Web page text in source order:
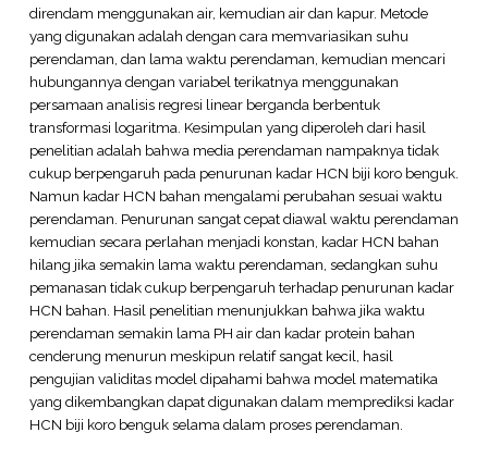
direndam menggunakan air, kemudian air dan kapur. Metode
yang digunakan adalah dengan cara memvariasikan suhu
perendaman, dan lama waktu perendaman, kemudian mencari
hubungannya dengan variabel terikatnya menggunakan
persamaan analisis regresi linear berganda berbentuk
transformasi logaritma. Kesimpulan yang diperoleh dari hasil
penelitian adalah bahwa media perendaman nampaknya tidak
cukup berpengaruh pada penurunan kadar HCN biji koro benguk.
Namun kadar HCN bahan mengalami perubahan sesuai waktu
perendaman. Penurunan sangat cepat diawal waktu perendaman
kemudian secara perlahan menjadi konstan, kadar HCN bahan
hilang jika semakin lama waktu perendaman, sedangkan suhu
pemanasan tidak cukup berpengaruh terhadap penurunan kadar
HCN bahan. Hasil penelitian menunjukkan bahwa jika waktu
perendaman semakin lama PH air dan kadar protein bahan
cenderung menurun meskipun relatif sangat kecil, hasil
pengujian validitas model dipahami bahwa model matematika
yang dikembangkan dapat digunakan dalam memprediksi kadar
HCN biji koro benguk selama dalam proses perendaman.